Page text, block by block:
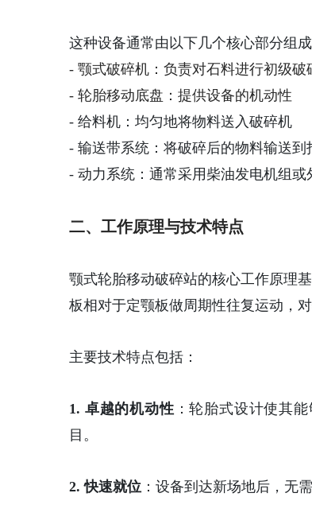
这种设备通常由以下几个核心部分组成
- 颚式破碎机：负责对石料进行初级破
- 轮胎移动底盘：提供设备的机动性
- 给料机：均匀地将物料送入破碎机
- 输送带系统：将破碎后的物料输送到
- 动力系统：通常采用柴油发电机组或
二、工作原理与技术特点
颚式轮胎移动破碎站的核心工作原理
板相对于定颚板做周期性往复运动，
主要技术特点包括：
1. 卓越的机动性 ：轮胎式设计使其
目。
2. 快速就位 ：设备到达新场地后，无